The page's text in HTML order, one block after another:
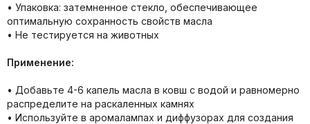
• Упаковка: затемненное стекло, обеспечивающее
оптимальную сохранность свойств масла
• Не тестируется на животных
Применение:
• Добавьте 4-6 капель масла в ковш с водой и равномерно
распределите на раскаленных камнях
• Используйте в аромалампах и диффузорах для создания